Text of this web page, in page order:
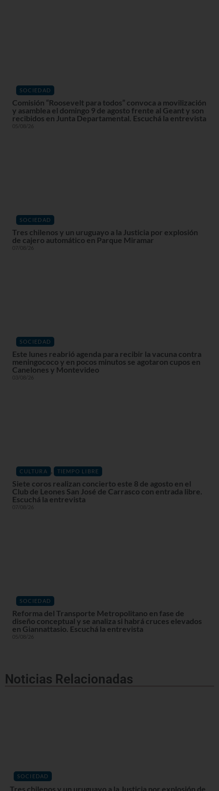
SOCIEDAD
Comisión “Roosevelt para todos” convoca a movilización
y asamblea el domingo 9 de agosto frente al Geant y son
recibidos en Junta Departamental. Escuchá la entrevista
05/08/26
SOCIEDAD
Tres chilenos y un uruguayo a la Justicia por explosión
de cajero automático en Parque Miramar
07/08/26
SOCIEDAD
Este lunes reabrió agenda para recibir la vacuna contra
meningococo y en pocos minutos se agotaron cupos en
Canelones y Montevideo
03/08/26
CULTURA , TIEMPO LIBRE
Siete coros realizan concierto este 8 de agosto en el
Club de Leones San José de Carrasco con entrada libre.
Escuchá la entrevista
07/08/26
SOCIEDAD
Reforma del Transporte Metropolitano en fase de
diseño conceptual y se analiza si habrá cruces elevados
en Giannattasio. Escuchá la entrevista
05/08/26
Noticias Relacionadas
SOCIEDAD
Tres chilenos y un uruguayo a la Justicia por explosión de